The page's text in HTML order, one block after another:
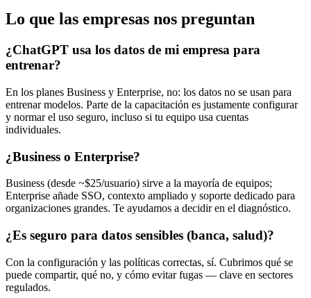
Lo que las empresas nos preguntan
¿ChatGPT usa los datos de mi empresa para
entrenar?
En los planes Business y Enterprise, no: los datos no se usan para
entrenar modelos. Parte de la capacitación es justamente configurar
y normar el uso seguro, incluso si tu equipo usa cuentas
individuales.
¿Business o Enterprise?
Business (desde ~$25/usuario) sirve a la mayoría de equipos;
Enterprise añade SSO, contexto ampliado y soporte dedicado para
organizaciones grandes. Te ayudamos a decidir en el diagnóstico.
¿Es seguro para datos sensibles (banca, salud)?
Con la configuración y las políticas correctas, sí. Cubrimos qué se
puede compartir, qué no, y cómo evitar fugas — clave en sectores
regulados.